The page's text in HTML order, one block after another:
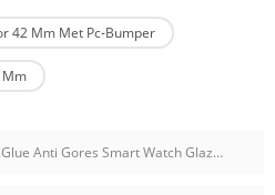
42 Mm Met Pc-Bumper
Mm
S + Full Covered Full Glue Anti Gores Smart Watch Glazen Screen Protector